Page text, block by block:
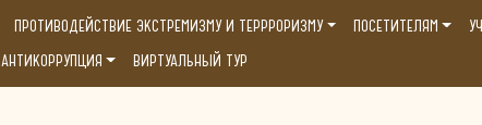
ПРОТИВОДЕЙСТВИЕ ЭКСТРЕМИЗМУ И ТЕРРРОРИЗМУ ПОСЕТИТЕЛЯМ
АНТИКОРРУПЦИЯ ВИРТУАЛЬНЫЙ ТУР